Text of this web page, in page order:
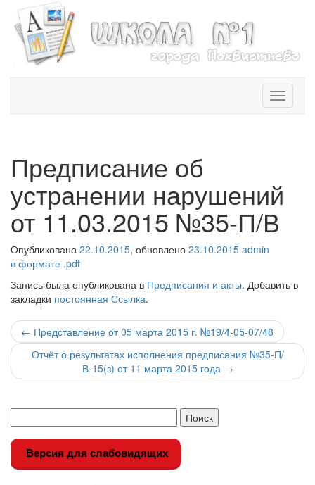
T
o
a
i
i
Предписание об
устранении нарушений
от 11.03.2015 №35-П/В
Опубликовано 22.10.2015, обновлено 23.10.2015 admin
в формате .pdf
Запись была опубликована в Предписания и акты. Добавить в
закладки постоянная Ссылка.
Навигация
по
записи
← Представление от 05 марта 2015 г. №19/4-05-07/48
Отчёт о результатах исполнения предписания №35-П/
В-15(з) от 11 марта 2015 года →
Версия для слабовидящих